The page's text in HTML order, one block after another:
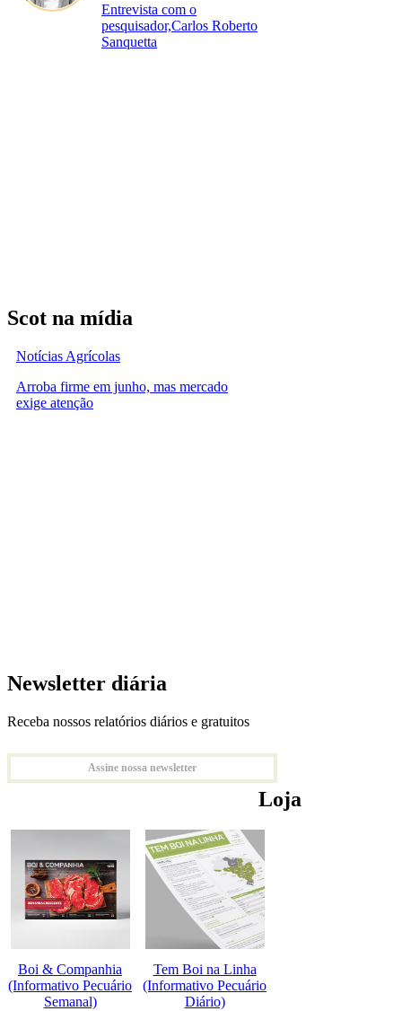
Entrevista com o
pesquisador,Carlos Roberto
Sanquetta
Scot na mídia
Notícias Agrícolas
Arroba firme em junho, mas mercado
exige atenção
Newsletter diária
Receba nossos relatórios diários e gratuitos
Assine nossa newsletter
Loja
Boi & Companhia
(Informativo Pecuário
Semanal)
Tem Boi na Linha
(Informativo Pecuário
Diário)